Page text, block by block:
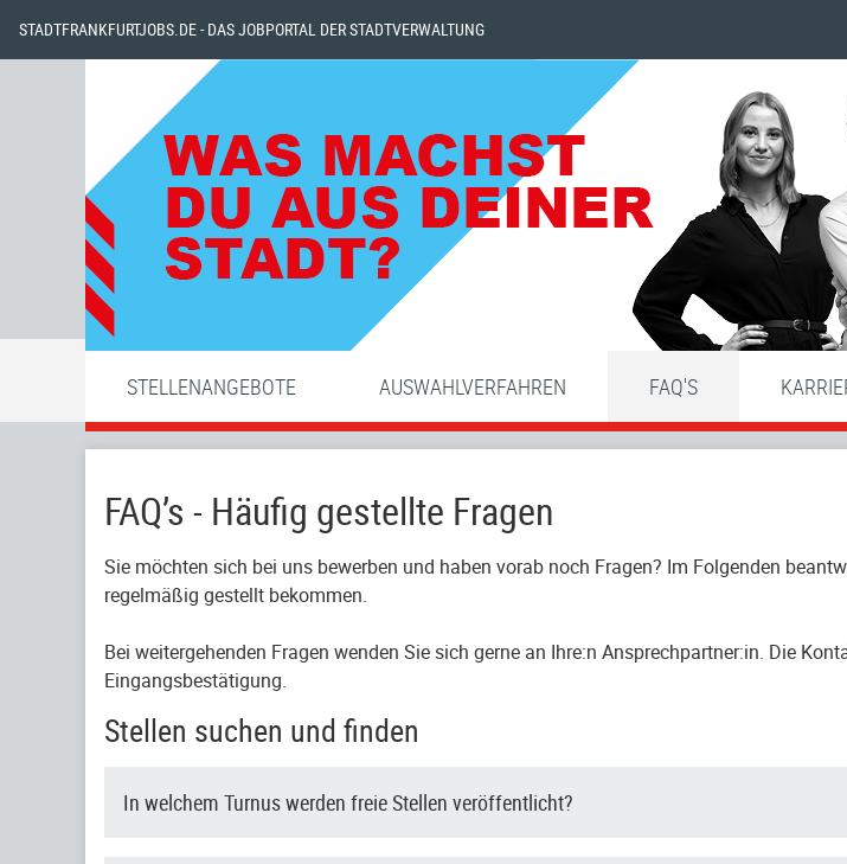
STADTFRANKFURTJOBS.DE - DAS JOBPORTAL DER STADTVERWALTUNG
STELLENANGEBOTE AUSWAHLVERFAHREN FAQ'S
FAQ’s - Häufig gestellte Fragen
Sie möchten sich bei uns bewerben und haben vorab noch Fragen? Im Folgenden
regelmäßig gestellt bekommen.
Bei weitergehenden Fragen wenden Sie sich gerne an Ihre:n Ansprechpartner:in. Die
Eingangsbestätigung.
Stellen suchen und finden
In welchem Turnus werden freie Stellen veröffentlicht?